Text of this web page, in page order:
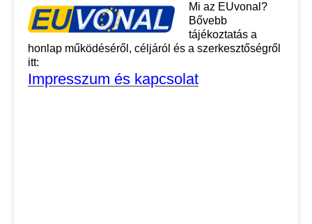
Mi az EUvonal?
Bővebb
tájékoztatás a
honlap működéséről, céljáról és a szerkesztőségről
itt:
Impresszum és kapcsolat